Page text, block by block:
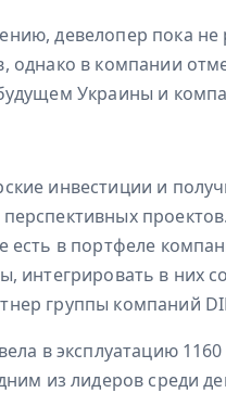
девелопер пока
однако в компании
Украины и
инвестиции и
есть в портфеле
интегрировать в них
группы компаний
в эксплуатацию
из лидеров среди